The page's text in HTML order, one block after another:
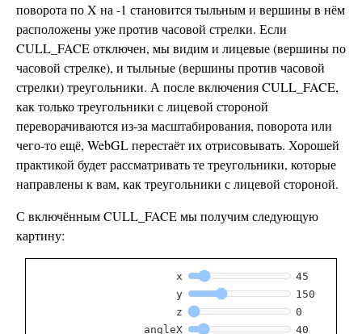
поворота по X на -1 становится тыльным и вершины в нём
расположены уже против часовой стрелки. Если
CULL_FACE отключен, мы видим и лицевые (вершины по
часовой стрелке), и тыльные (вершины против часовой
стрелки) треугольники. А после включения CULL_FACE,
как только треугольники с лицевой стороной
переворачиваются из-за масштабирования, поворота или
чего-то ещё, WebGL перестаёт их отрисовывать. Хорошей
практикой будет рассматривать те треугольники, которые
направлены к вам, как треугольники с лицевой стороной.
С включённым CULL_FACE мы получим следующую
картину: